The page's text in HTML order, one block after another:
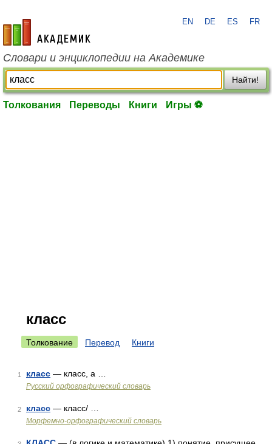
academic.ru
EN DE ES FR
Словари и энциклопедии на Академике
Найти!
Толкования Переводы Книги Игры ⚽
класс
Толкование Перевод Книги
1 класс — класс, а …
Русский орфографический словарь
2 класс — класс/ …
Морфемно-орфографический словарь